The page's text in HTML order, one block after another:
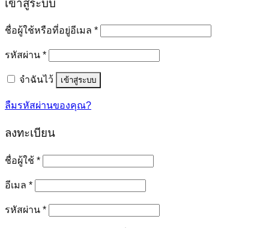
เข้าสู่ระบบ
ชื่อผู้ใช้หรือที่อยู่อีเมล *ต้องการ
รหัสผ่าน *ต้องการ
จำฉันไว้ เข้าสู่ระบบ
ลืมรหัสผ่านของคุณ?
ลงทะเบียน
ชื่อผู้ใช้ *ต้องการ
อีเมล *ต้องการ
รหัสผ่าน *ต้องการ